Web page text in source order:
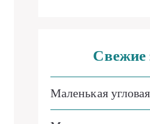
Свежие
Маленькая